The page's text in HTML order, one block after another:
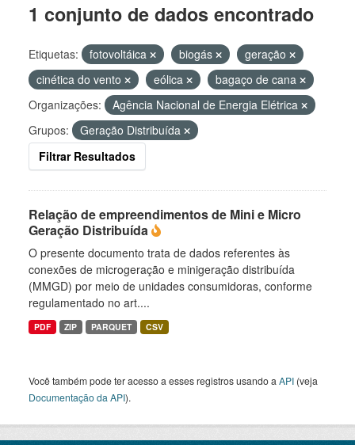
1 conjunto de dados encontrado
Etiquetas: fotovoltáica biogás
geração
cinética do vento
eólica
bagaço de cana
Organizações:
Agência Nacional de Energia Elétrica
Grupos:
Geração Distribuída
Filtrar Resultados
Relação de empreendimentos de Mini e Micro
Geração Distribuída
O presente documento trata de dados referentes às
conexões de microgeração e minigeração distribuída
(MMGD) por meio de unidades consumidoras, conforme
regulamentado no art....
PDF ZIP PARQUET CSV
Você também pode ter acesso a esses registros usando a API (veja
Documentação da API).